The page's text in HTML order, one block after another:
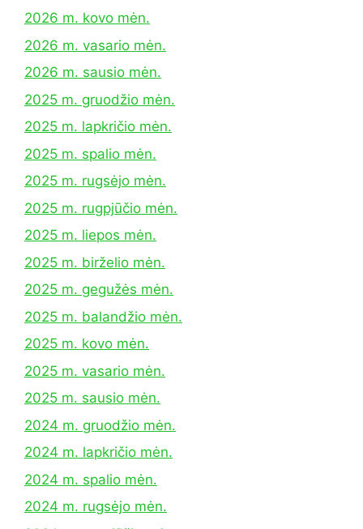
2026 m. kovo mėn.
2026 m. vasario mėn.
2026 m. sausio mėn.
2025 m. gruodžio mėn.
2025 m. lapkričio mėn.
2025 m. spalio mėn.
2025 m. rugsėjo mėn.
2025 m. rugpjūčio mėn.
2025 m. liepos mėn.
2025 m. birželio mėn.
2025 m. gegužės mėn.
2025 m. balandžio mėn.
2025 m. kovo mėn.
2025 m. vasario mėn.
2025 m. sausio mėn.
2024 m. gruodžio mėn.
2024 m. lapkričio mėn.
2024 m. spalio mėn.
2024 m. rugsėjo mėn.